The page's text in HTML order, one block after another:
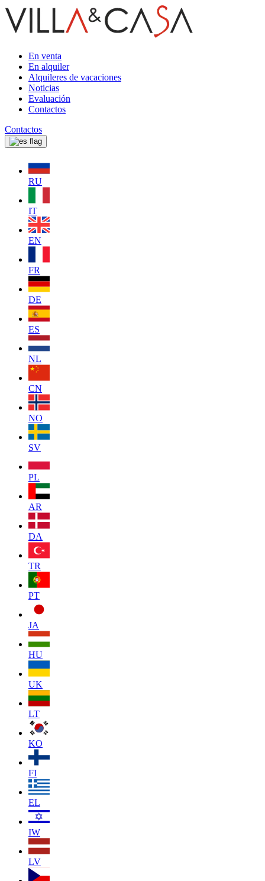
En venta
En alquiler
Alquileres de vacaciones
Noticias
Evaluación
Contactos
Contactos
RU
IT
EN
FR
DE
ES
NL
CN
NO
SV
PL
AR
DA
TR
PT
JA
HU
UK
LT
KO
FI
EL
IW
LV